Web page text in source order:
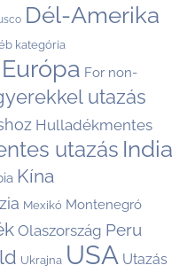
Dél-Amerika
kategória
Európa For non-
utazás
Hulladékmentes
utazás India
Kína
Mexikó Montenegró
Olaszország Peru
Ukrajna USA Utazás